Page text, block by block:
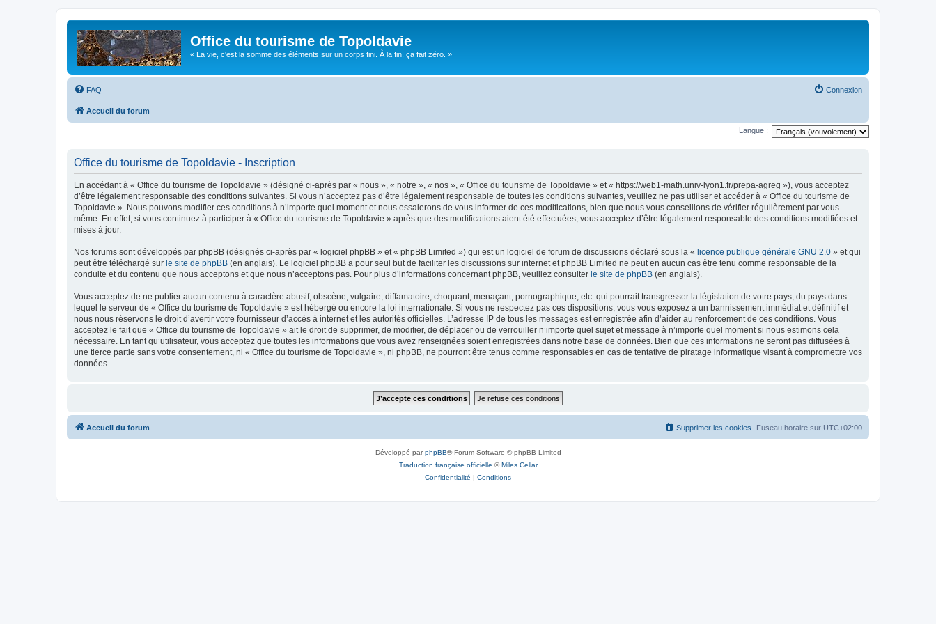
Office du tourisme de Topoldavie
« La vie, c'est la somme des éléments sur un corps fini. À la fin, ça fait zéro. »
FAQ Connexion
Accueil du forum
Langue :
Office du tourisme de Topoldavie - Inscription
En accédant à « Office du tourisme de Topoldavie » (désigné ci-après par « nous », « notre », « nos », « Office du tourisme de Topoldavie » et « https://web1-math.univ-lyon1.fr/prepa-agreg »), vous acceptez
d’être légalement responsable des conditions suivantes. Si vous n’acceptez pas d’être légalement responsable de toutes les conditions suivantes, veuillez ne pas utiliser et accéder à « Office du tourisme de
Topoldavie ». Nous pouvons modifier ces conditions à n’importe quel moment et nous essaierons de vous informer de ces modifications, bien que nous vous conseillons de vérifier régulièrement par vous-
même. En effet, si vous continuez à participer à « Office du tourisme de Topoldavie » après que des modifications aient été effectuées, vous acceptez d’être légalement responsable des conditions modifiées et
mises à jour.
Nos forums sont développés par phpBB (désignés ci-après par « logiciel phpBB » et « phpBB Limited ») qui est un logiciel de forum de discussions déclaré sous la « licence publique générale GNU 2.0 » et qui
peut être téléchargé sur le site de phpBB (en anglais). Le logiciel phpBB a pour seul but de faciliter les discussions sur internet et phpBB Limited ne peut en aucun cas être tenu comme responsable de la
conduite et du contenu que nous acceptons et que nous n’acceptons pas. Pour plus d’informations concernant phpBB, veuillez consulter le site de phpBB (en anglais).
Vous acceptez de ne publier aucun contenu à caractère abusif, obscène, vulgaire, diffamatoire, choquant, menaçant, pornographique, etc. qui pourrait transgresser la législation de votre pays, du pays dans
lequel le serveur de « Office du tourisme de Topoldavie » est hébergé ou encore la loi internationale. Si vous ne respectez pas ces dispositions, vous vous exposez à un bannissement immédiat et définitif et
nous nous réservons le droit d’avertir votre fournisseur d’accès à internet et les autorités officielles. L’adresse IP de tous les messages est enregistrée afin d’aider au renforcement de ces conditions. Vous
acceptez le fait que « Office du tourisme de Topoldavie » ait le droit de supprimer, de modifier, de déplacer ou de verrouiller n’importe quel sujet et message à n’importe quel moment si nous estimons cela
nécessaire. En tant qu’utilisateur, vous acceptez que toutes les informations que vous avez renseignées soient enregistrées dans notre base de données. Bien que ces informations ne seront pas diffusées à
une tierce partie sans votre consentement, ni « Office du tourisme de Topoldavie », ni phpBB, ne pourront être tenus comme responsables en cas de tentative de piratage informatique visant à compromettre vos
données.
Accueil du forum Fuseau horaire sur UTC+02:00
Supprimer les cookies
Développé parphpBB® Forum Software © phpBB Limited
Traduction française officielle ©Miles Cellar
Confidentialité | Conditions